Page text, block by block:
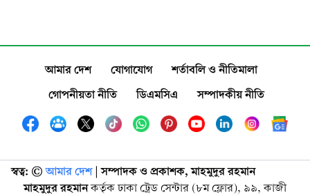
আমার দেশ যোগাযোগ
শর্তাবলি ও নীতিমালা
গোপনীয়তা নীতি
ডিএমসিএ সম্পাদকীয় নীতি
স্বত্ব: ©️ আমার দেশ| সম্পাদক ও প্রকাশক, মাহমুদুর রহমান
মাহমুদুর রহমানকর্তৃক ঢাকা ট্রেড সেন্টার (৮ম ফ্লোর), ৯৯, কাজী